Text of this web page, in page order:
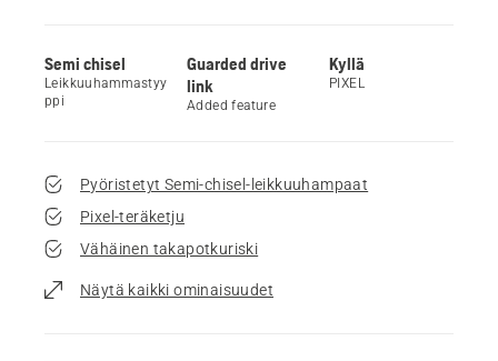
Semi chisel
Leikkuuhammastyy
ppi
Guarded drive
link
Added feature
Kyllä
PIXEL
Pyöristetyt Semi-chisel-leikkuuhampaat
Pixel-teräketju
Vähäinen takapotkuriski
Näytä kaikki ominaisuudet